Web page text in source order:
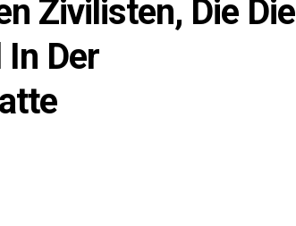
Zivilisten, Die Die
Der